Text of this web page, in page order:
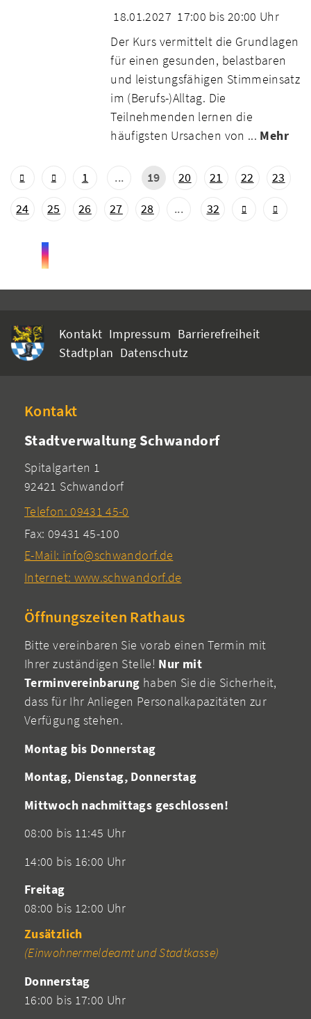
18.01.2027 17:00 bis 20:00 Uhr
Der Kurs vermittelt die Grundlagen
für einen gesunden, belastbaren
und leistungsfähigen Stimmeinsatz
im (Berufs-)Alltag. Die
Teilnehmenden lernen die
häufigsten Ursachen von ... Mehr
1 ... 19 20 21 22
23
24
25 26 27 28 ... 32
Kontakt Impressum Barrierefreiheit
Stadtplan Datenschutz
Kontakt
Stadtverwaltung Schwandorf
Spitalgarten 1
92421 Schwandorf
Telefon: 09431 45-0
Fax: 09431 45-100
E-Mail: info@schwandorf.de
Internet: www.schwandorf.de
Öffnungszeiten Rathaus
Bitte vereinbaren Sie vorab einen Termin mit
Ihrer zuständigen Stelle! Nur mit
Terminvereinbarung haben Sie die Sicherheit,
dass für Ihr Anliegen Personalkapazitäten zur
Verfügung stehen.
Montag bis Donnerstag
Montag, Dienstag, Donnerstag
Mittwoch nachmittags geschlossen!
08:00 bis 11:45 Uhr
14:00 bis 16:00 Uhr
Freitag
08:00 bis 12:00 Uhr
Zusätzlich
(Einwohnermeldeamt und Stadtkasse)
Donnerstag
16:00 bis 17:00 Uhr